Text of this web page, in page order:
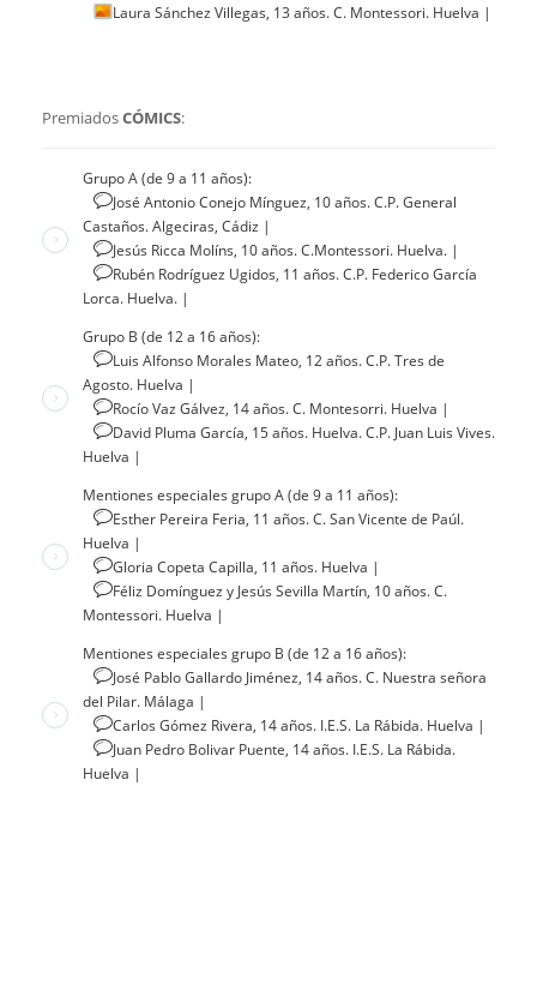
Laura Sánchez Villegas, 13 años. C. Montessori. Huelva |
PremiadosCÓMICS:
Grupo A (de 9 a 11 años):
José Antonio Conejo Mínguez, 10 años. C.P. General
Castaños. Algeciras, Cádiz |
Jesús Ricca Molíns, 10 años. C.Montessori. Huelva. |
Rubén Rodríguez Ugidos, 11 años. C.P. Federico García
Lorca. Huelva. |
Grupo B (de 12 a 16 años):
Luis Alfonso Morales Mateo, 12 años. C.P. Tres de
Agosto. Huelva |
Rocío Vaz Gálvez, 14 años. C. Montesorri. Huelva |
David Pluma García, 15 años. Huelva. C.P. Juan Luis Vives.
Huelva |
Mentiones especiales grupo A (de 9 a 11 años):
Esther Pereira Feria, 11 años. C. San Vicente de Paúl.
Huelva |
Gloria Copeta Capilla, 11 años. Huelva |
Féliz Domínguez y Jesús Sevilla Martín, 10 años. C.
Montessori. Huelva |
Mentiones especiales grupo B (de 12 a 16 años):
José Pablo Gallardo Jiménez, 14 años. C. Nuestra señora
del Pilar. Málaga |
Carlos Gómez Rivera, 14 años. I.E.S. La Rábida. Huelva |
Juan Pedro Bolivar Puente, 14 años. I.E.S. La Rábida.
Huelva |